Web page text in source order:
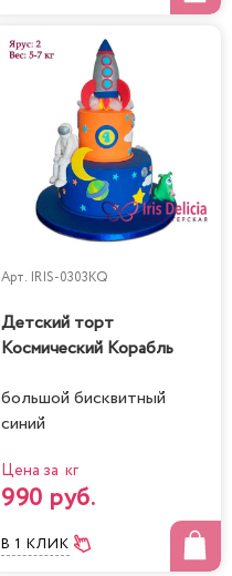
Арт. IRIS-0303KQ
Детский торт
Космический Корабль
большой бисквитный
синий
Цена за кг
990 руб.
В 1 КЛИК